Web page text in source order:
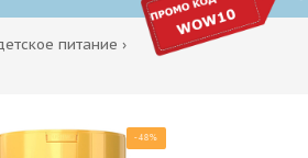
питание ›
-48%